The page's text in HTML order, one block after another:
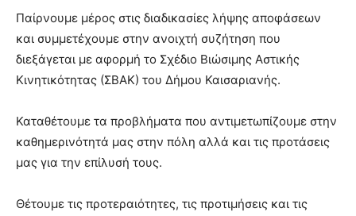
porn
Παίρνουμε μέρος στις διαδικασίες λήψης αποφάσεων
και συμμετέχουμε στην ανοιχτή συζήτηση που
διεξάγεται με αφορμή το Σχέδιο Βιώσιμης Αστικής
Κινητικότητας (ΣΒΑΚ) του Δήμου Καισαριανής.
Καταθέτουμε τα προβλήματα που αντιμετωπίζουμε στην
καθημερινότητά μας στην πόλη αλλά και τις προτάσεις
μας για την επίλυσή τους.
Θέτουμε τις προτεραιότητες, τις προτιμήσεις και τις